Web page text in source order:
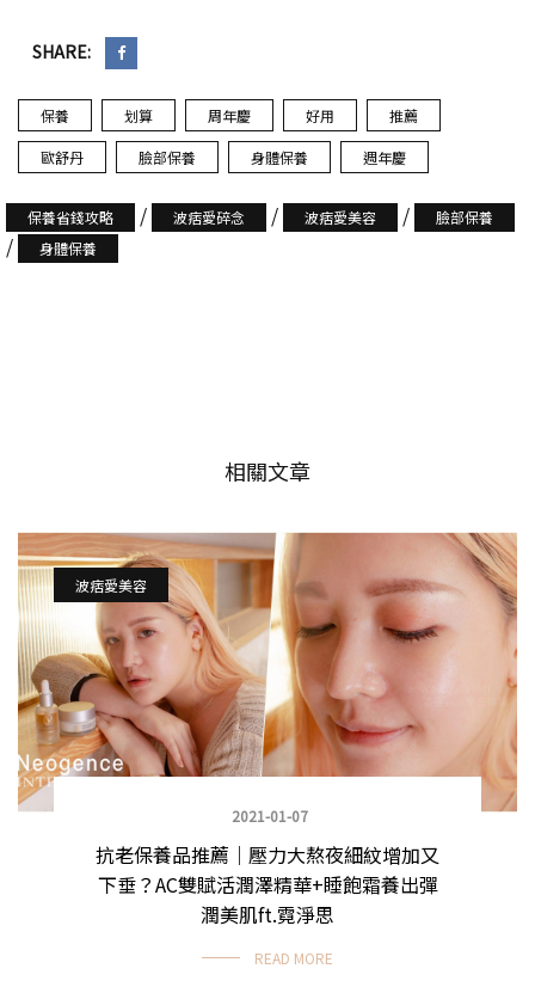
SHARE:
保養 划算 周年慶 好用 推薦
歐舒丹 臉部保養 身體保養 週年慶
保養省錢攻略 / 波痞愛碎念 / 波痞愛美容 / 臉部保養
/ 身體保養
相關文章
波痞愛美容
2021-01-07
抗老保養品推薦｜壓力大熬夜細紋增加又
下垂？AC雙賦活潤澤精華+睡飽霜養出彈
潤美肌ft.霓淨思
READ MORE